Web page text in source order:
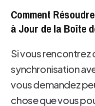
Comment
à Jour de la Boîte
Si vous
synchronisation
vous demandez
chose que vous